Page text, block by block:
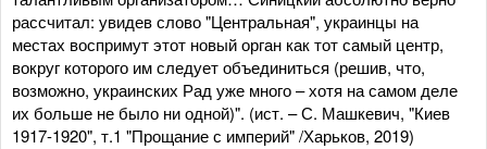
рассчитал: увидев слово "Центральная", украинцы на
местах воспримут этот новый орган как тот самый центр,
вокруг которого им следует объединиться (решив, что,
возможно, украинских Рад уже много – хотя на самом деле
их больше не было ни одной)". (ист. – С. Машкевич, "Киев
1917-1920", т.1 "Прощание с империй" /Харьков, 2019)